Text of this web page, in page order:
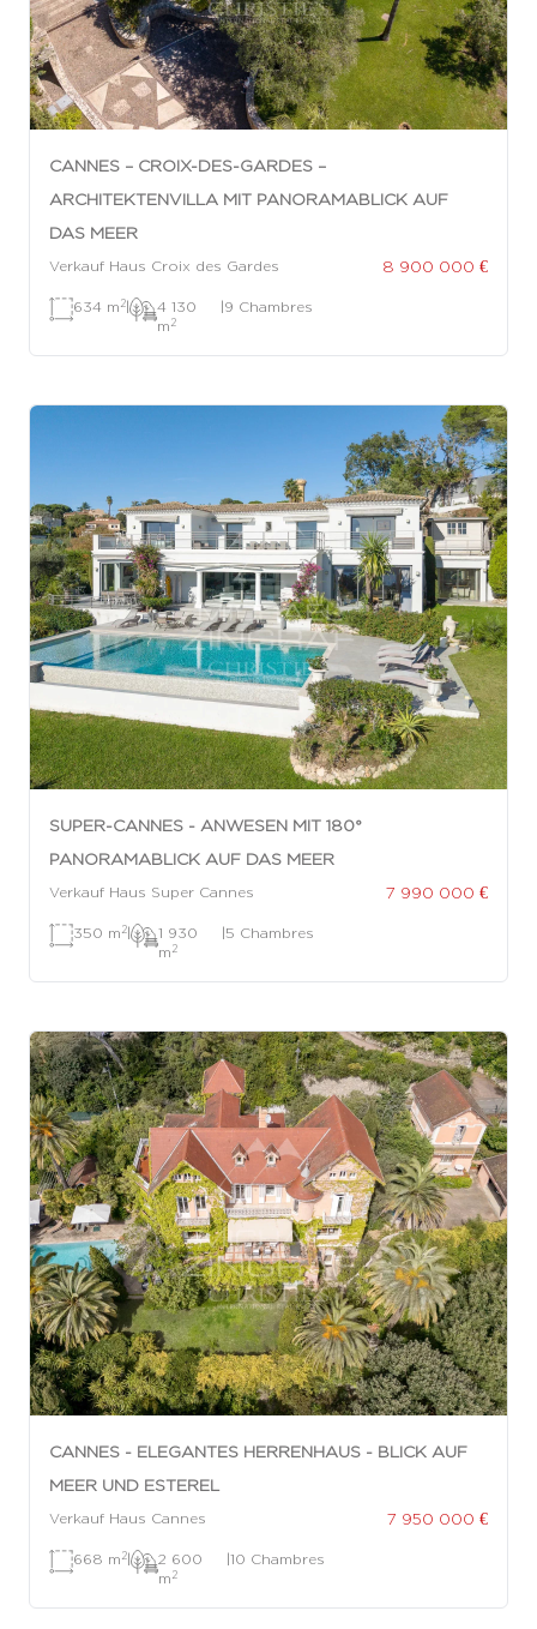
CANNES – CROIX-DES-GARDES –
ARCHITEKTENVILLA MIT PANORAMABLICK AUF
DAS MEER
Verkauf Haus Croix des Gardes 8 900 000 €
634 m 2|
4 130
m 2
|9 Chambres
SUPER-CANNES - ANWESEN MIT 180°
PANORAMABLICK AUF DAS MEER
Verkauf Haus Super Cannes 7 990 000 €
350 m 2|
1 930
m 2
|5 Chambres
CANNES - ELEGANTES HERRENHAUS - BLICK AUF
MEER UND ESTEREL
Verkauf Haus Cannes 7 950 000 €
668 m 2|
2 600
m 2
|10 Chambres